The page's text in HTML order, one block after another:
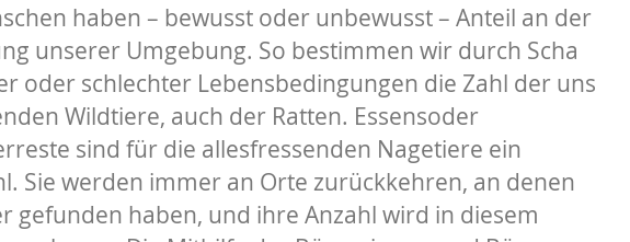
haben – bewusst oder unbewusst – Anteil an der
unserer Umgebung. So bestimmen wir durch Scha
oder schlechter Lebensbedingungen die Zahl der uns
Wildtiere, auch der Ratten. Essensoder
sind für die allesfressenden Nagetiere ein
Sie werden immer an Orte zurückkehren, an denen
gefunden haben, und ihre Anzahl wird in diesem